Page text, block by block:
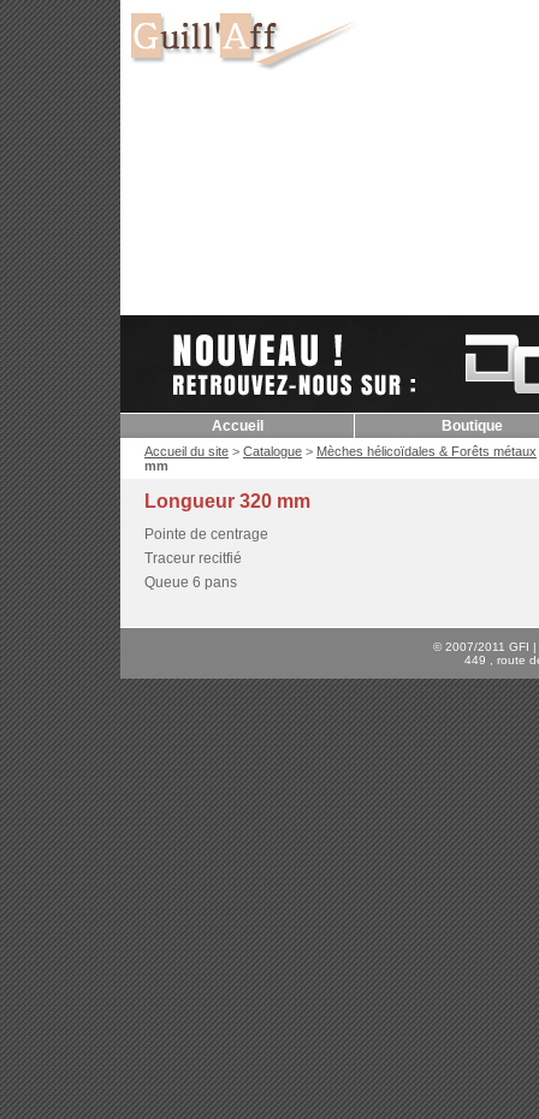
Accueil Boutique
Accueil du site > Catalogue > Mèches hélicoïdales & Forêts métaux
mm
Longueur 320 mm
Pointe de centrage
Traceur recitfié
Queue 6 pans
© 2007/2011 GFI
449 , route